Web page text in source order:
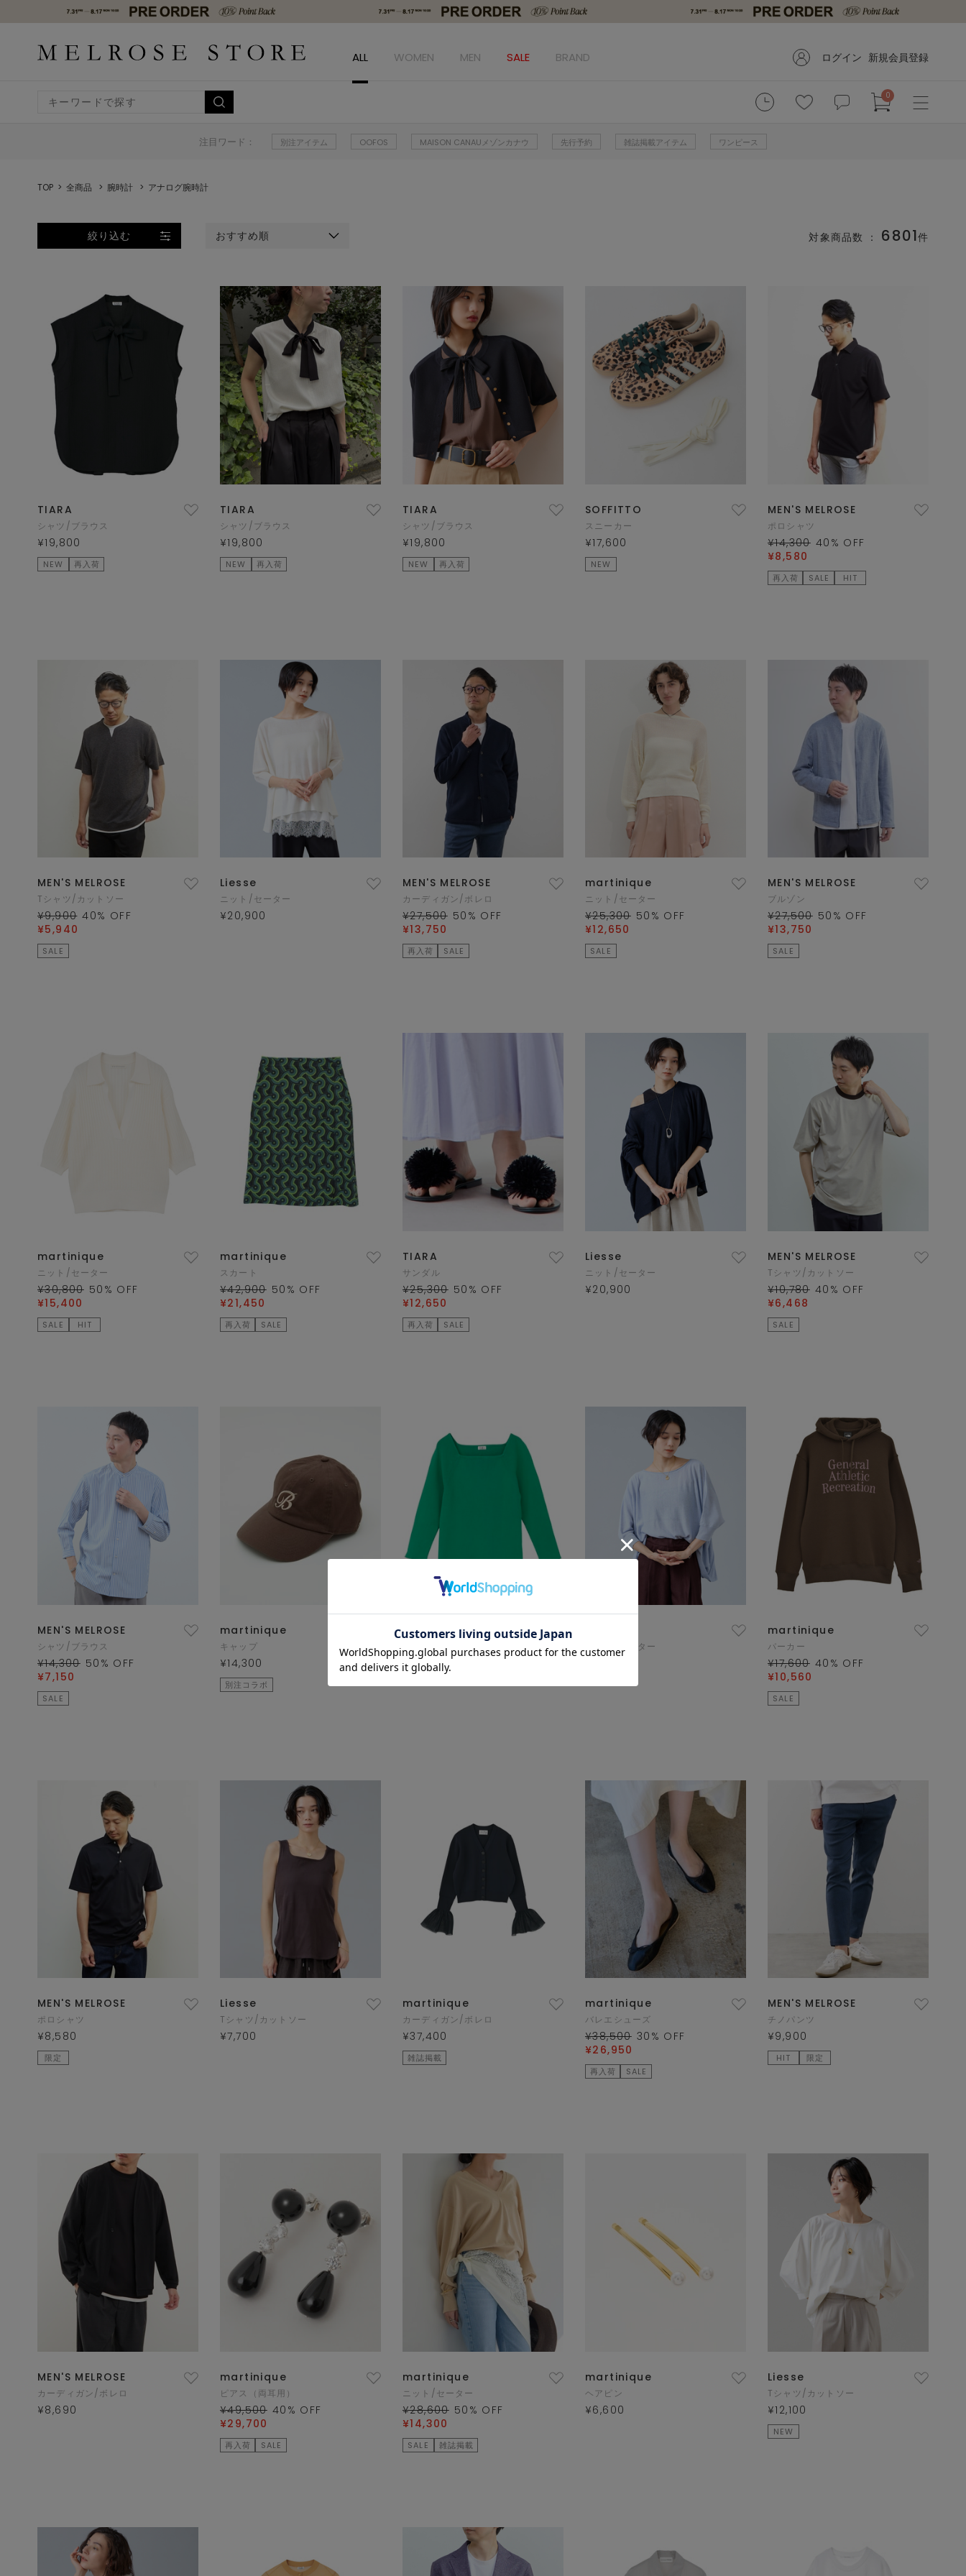
ALL WOMEN MEN SALE BRAND ログイン 新規会員登録
0
注目ワード： 別注アイテム OOFOS MAISON CANAUメゾンカナウ 先行予約 雑誌掲載アイテム ワンピース
TOP 全商品 腕時計 アナログ腕時計
絞り込む おすすめ順 対象商品数 ： 6801件
TIARA
シャツ/ブラウス
¥19,800
NEW 再入荷
TIARA
シャツ/ブラウス
¥19,800
NEW 再入荷
TIARA
シャツ/ブラウス
¥19,800
NEW 再入荷
SOFFITTO
スニーカー
¥17,600
NEW
MEN'S MELROSE
ポロシャツ
¥14,300 40 % OFF
¥8,580
再入荷 SALE HIT
MEN'S MELROSE
Tシャツ/カットソー
¥9,900 40% OFF
¥5,940
SALE
Liesse
ニット/セーター
¥20,900
MEN'S MELROSE
カーディガン/ボレロ
¥27,500 50 % OFF
¥13,750
再入荷 SALE
martinique
ニット/セーター
¥25,300 50 % OFF
¥12,650
SALE
MEN'S MELROSE
ブルゾン
¥27,500 50 % OFF
¥13,750
SALE
martinique
ニット/セーター
¥30,800 50 % OFF
¥15,400
SALE HIT
martinique
スカート
¥42,900 50 % OFF
¥21,450
再入荷 SALE
TIARA
サンダル
¥25,300 50 % OFF
¥12,650
再入荷 SALE
Liesse
ニット/セーター
¥20,900
MEN'S MELROSE
Tシャツ/カットソー
¥10,780 40 % OFF
¥6,468
SALE
MEN'S MELROSE
シャツ/ブラウス
¥14,300 50 % OFF
¥7,150
SALE
martinique
キャップ
¥14,300
別注コラボ
TIARA
ニット/セーター
¥19,800
ニット/セーター
martinique
パーカー
¥17,600 40 % OFF
¥10,560
SALE
MEN'S MELROSE
ポロシャツ
¥8,580
限定
Liesse
Tシャツ/カットソー
¥7,700
martinique
カーディガン/ボレロ
¥37,400
雑誌掲載
martinique
バレエシューズ
¥38,500 30 % OFF
¥26,950
再入荷 SALE
MEN'S MELROSE
チノパンツ
¥9,900
HIT 限定
MEN'S MELROSE
カーディガン/ボレロ
¥8,690
martinique
ピアス（両耳用）
¥49,500 40 % OFF
¥29,700
再入荷 SALE
martinique
ニット/セーター
¥28,600 50 % OFF
¥14,300
SALE 雑誌掲載
martinique
ヘアピン
¥6,600
Liesse
Tシャツ/カットソー
¥12,100
NEW